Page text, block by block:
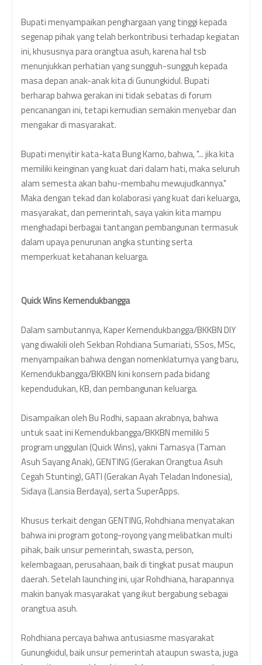
Bupati menyampaikan penghargaan yang tinggi kepada
segenap pihak yang telah berkontribusi terhadap kegiatan
ini, khususnya para orangtua asuh, karena hal tsb
menunjukkan perhatian yang sungguh-sungguh kepada
masa depan anak-anak kita di Gunungkidul. Bupati
berharap bahwa gerakan ini tidak sebatas di forum
pencanangan ini, tetapi kemudian semakin menyebar dan
mengakar di masyarakat.
Bupati menyitir kata-kata Bung Karno, bahwa, "... jika kita
memiliki keinginan yang kuat dari dalam hati, maka seluruh
alam semesta akan bahu-membahu mewujudkannya."
Maka dengan tekad dan kolaborasi yang kuat dari keluarga,
masyarakat, dan pemerintah, saya yakin kita mampu
menghadapi berbagai tantangan pembangunan termasuk
dalam upaya penurunan angka stunting serta
memperkuat ketahanan keluarga.
Quick Wins Kemendukbangga
Dalam sambutannya, Kaper Kemendukbangga/BKKBN DIY
yang diwakili oleh Sekban Rohdiana Sumariati, SSos, MSc,
menyampaikan bahwa dengan nomenklaturnya yang baru,
Kemendukbangga/BKKBN kini konsern pada bidang
kependudukan, KB, dan pembangunan keluarga.
Disampaikan oleh Bu Rodhi, sapaan akrabnya, bahwa
untuk saat ini Kemendukbangga/BKKBN memiliki 5
program unggulan (Quick Wins), yakni Tamasya (Taman
Asuh Sayang Anak), GENTING (Gerakan Orangtua Asuh
Cegah Stunting), GATI (Gerakan Ayah Teladan Indonesia),
Sidaya (Lansia Berdaya), serta SuperApps.
Khusus terkait dengan GENTING, Rohdhiana menyatakan
bahwa ini program gotong-royong yang melibatkan multi
pihak, baik unsur pemerintah, swasta, person,
kelembagaan, perusahaan, baik di tingkat pusat maupun
daerah. Setelah launching ini, ujar Rohdhiana, harapannya
makin banyak masyarakat yang ikut bergabung sebagai
orangtua asuh.
Rohdhiana percaya bahwa antusiasme masyarakat
Gunungkidul, baik unsur pemerintah ataupun swasta, juga